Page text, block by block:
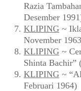
Razia
Desember
KLIPING ~
November
KLIPING ~
Shinta
KLIPING ~
Februari 1964)